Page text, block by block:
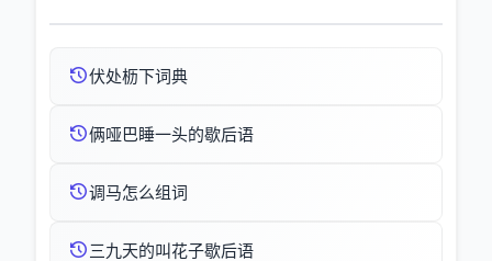
伏处枥下词典
俩哑巴睡一头的歇后语
调马怎么组词
三九天的叫花子歇后语